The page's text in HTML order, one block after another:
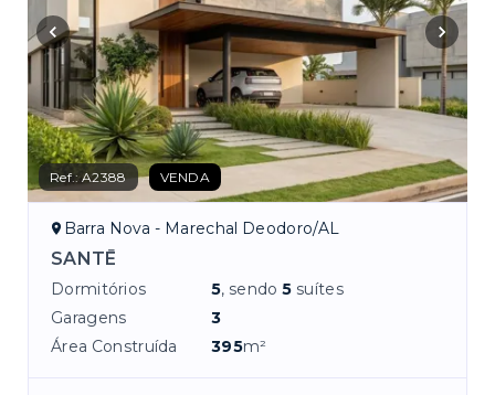
Ref.:A2388 VENDA
Barra Nova - Marechal Deodoro/AL
SANTĒ
Dormitórios 5, sendo5 suítes
Garagens
3
Área Construída
395m²